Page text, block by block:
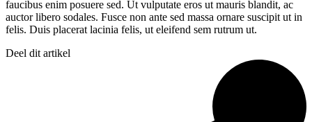
faucibus enim posuere sed. Ut vulputate eros ut mauris blandit, ac
auctor libero sodales. Fusce non ante sed massa ornare suscipit ut in
felis. Duis placerat lacinia felis, ut eleifend sem rutrum ut.
Deel dit artikel